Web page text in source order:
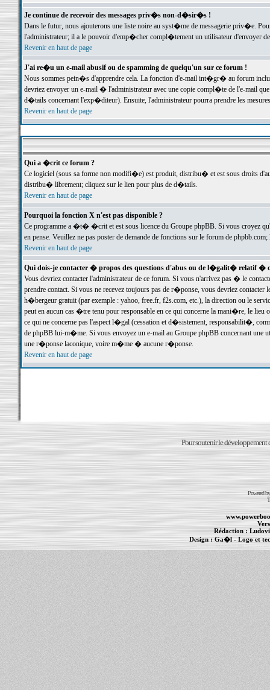
Je continue de recevoir des messages priv�s non-d�sir�s !
Dans le futur, nous ajouterons une liste noire au syst�me de messagerie priv�e.
l'administrateur; il a le pouvoir d'emp�cher compl�tement un utilisateur d'envoyer
Revenir en haut de page
J'ai re�u un e-mail abusif ou de spamming de quelqu'un sur ce forum !
Nous sommes pein�s d'apprendre cela. La fonction d'e-mail int�gr� au forum inclut
devriez envoyer un e-mail � l'administrateur avec une copie compl�te de l'e-mail
d�tails concernant l'exp�diteur). Ensuite, l'administrateur pourra prendre les
Revenir en haut de page
Qui a �crit ce forum ?
Ce logiciel (sous sa forme non modifi�e) est produit, distribu� et est sous droits
distribu� librement; cliquez sur le lien pour plus de d�tails.
Revenir en haut de page
Pourquoi la fonction X n'est pas disponible ?
Ce programme a �t� �crit et est sous licence du Groupe phpBB. Si vous croyez
en pense. Veuillez ne pas poster de demande de fonctions sur le forum de
Revenir en haut de page
Qui dois-je contacter � propos des questions d'abus ou de l�galit� relatif �
Vous devriez contacter l'administrateur de ce forum. Si vous n'arrivez pas � le
prendre contact. Si vous ne recevez toujours pas de r�ponse, vous devriez
h�bergeur gratuit (par exemple : yahoo, free.fr, f2s.com, etc.), la direction ou le
peut en aucun cas �tre tenu pour responsable en ce qui concerne la mani�re, le
ce qui ne concerne pas l'aspect l�gal (cessation et d�sistement, responsabilit�,
de phpBB lui-m�me. Si vous envoyez un e-mail au Groupe phpBB concernant une
une r�ponse laconique, voire m�me � aucune r�ponse.
Revenir en haut de page
Pour soutenir le développement
Powered
Rédaction :
Design :Ga�l- Logo et
Informations :